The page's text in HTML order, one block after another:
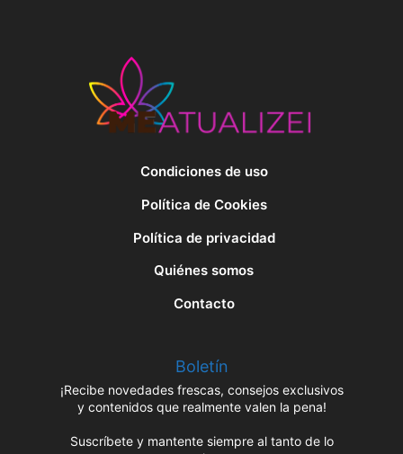
Condiciones de uso
Política de Cookies
Política de privacidad
Quiénes somos
Contacto
Boletín
¡Recibe novedades frescas, consejos exclusivos
y contenidos que realmente valen la pena!
Suscríbete y mantente siempre al tanto de lo